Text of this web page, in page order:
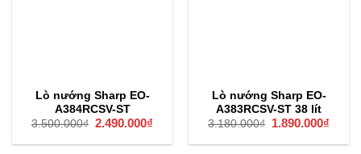
Lò nướng Sharp EO-
A384RCSV-ST
3.500.000₫ Giá
là:
2.490.000₫
tại
Lò nướng Sharp EO-
A383RCSV-ST 38 lít
3.180.000₫
Giá
là:
1.890.000₫
tại